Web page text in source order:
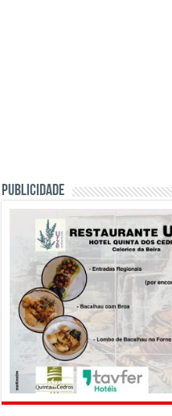
PUBLICIDADE